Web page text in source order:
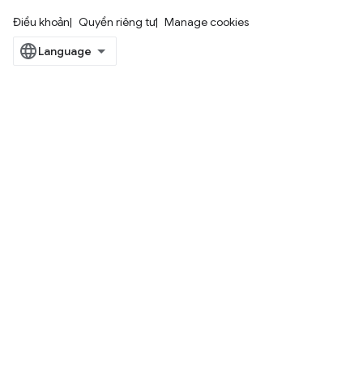
Điều khoản Quyền riêng tư Manage cookies